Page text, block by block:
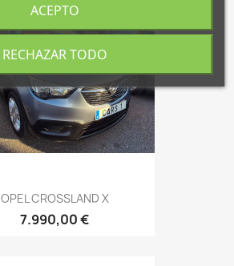
OPEL CROSSLAND X
7.990,00 €
RECHAZAR TODO
ACEPTO